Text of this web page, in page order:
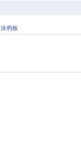
涂鸦板